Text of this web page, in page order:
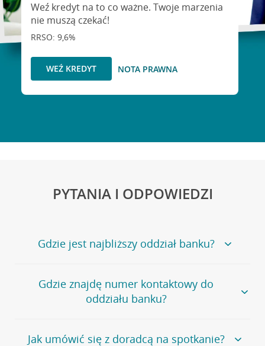
Weź kredyt na to co ważne. Twoje marzenia
nie muszą czekać!
RRSO: 9,6%
WEŹ KREDYT NOTA PRAWNA
PYTANIA I ODPOWIEDZI
Gdzie jest najbliższy oddział banku?
Jeśli szukasz oddziału naszego banku, zapraszamy na
stronęPlacówki i bankomaty, na której znajduje się
wygodna wyszukiwarka.
oddziałów
Gdzie znajdę numer kontaktowy do
oddziału banku?
Bank Credit Agricole nie udostępnia ogólnego numeru
Jak umówić się z doradcą na spotkanie?